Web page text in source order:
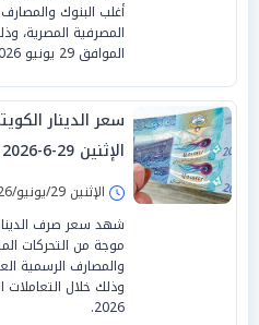
أغلب البنوك
المصرفية المصرية،
الموافق 29 يونيو 2026.
سعر الدينار
الإثنين 29-6-2026
الإثنين 29/يونيو/2026 - 10:30 ص
شهد سعر صرف
موجة من التحركات
والمصارف الرسمية
2026.